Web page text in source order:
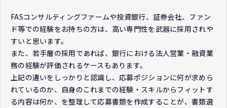
FASコンサルティングファームや投資銀行、証券会社、ファン
ド等での経験をお持ちの方は、高い専門性を武器に採用されや
すいと思います。
また、若手層の採用であれば、銀行における法人営業・融資業
務の経験が評価されるケースもあります。
上記の違いをしっかりと認識し、応募ポジションに何が求めら
れているのか、自身のこれまでの経験・スキルからフィットす
る内容は何か、を整理して応募書類を作成することが、書類選